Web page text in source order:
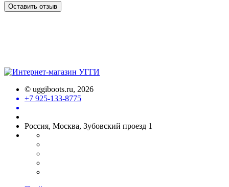
Оставить отзыв
© uggiboots.ru, 2026
+7 925-133-8775
Россия, Москва, Зубовский проезд 1